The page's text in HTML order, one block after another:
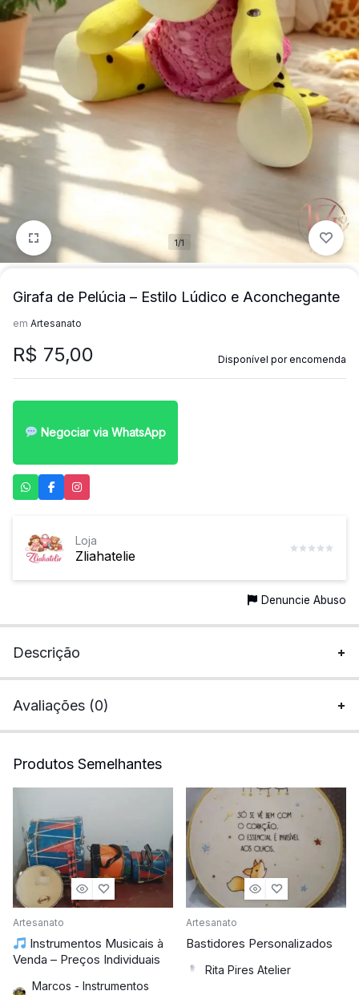
quem
mais
precisa!
precisa!
1/1
Girafa de Pelúcia – Estilo Lúdico e Aconchegante
em Artesanato
R$ 75,00 Disponível por encomenda
Negociar via WhatsApp
Zliahatelie
Loja
Denuncie Abuso
Descrição
Avaliações (0)
Produtos Semelhantes
Artesanato
Instrumentos Musicais à
Venda – Preços Individuais
Marcos - Instrumentos
Artesanato
Bastidores Personalizados
Rita Pires Atelier